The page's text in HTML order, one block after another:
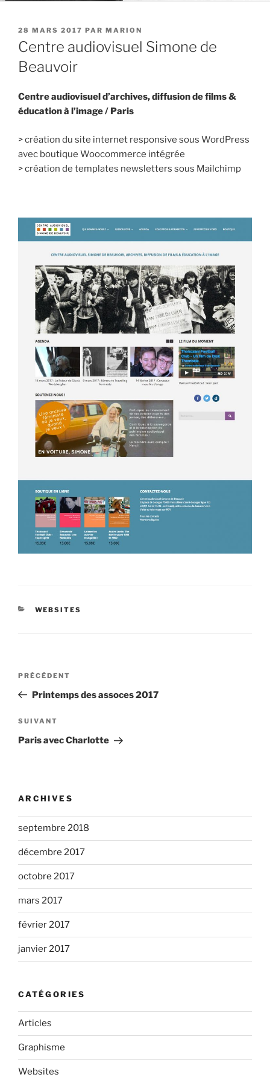
PUBLIÉ
LE
28 MARS 2017 PAR MARION
Centre audiovisuel Simone de
Beauvoir
Centre audiovisuel d’archives, diffusion de films &
éducation à l’image / Paris
> création du site internet responsive sous WordPress
avec boutique Woocommerce intégrée
> création de templates newsletters sous Mailchimp
CATÉGORIES
WEBSITES
Navigation
l’article
Article
précédent
PRÉCÉDENT
Printemps des assoces 2017
Article
suivant
SUIVANT
Paris avec Charlotte
ARCHIVES
septembre 2018
décembre 2017
octobre 2017
mars 2017
février 2017
janvier 2017
CATÉGORIES
Articles
Graphisme
Websites